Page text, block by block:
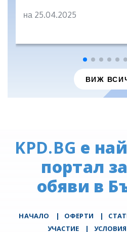
на 25.04.2025
ВИЖ
KPD.BG е
портал
обяви в
НАЧАЛО | ОФЕРТИ |
УЧАСТИЕ
|